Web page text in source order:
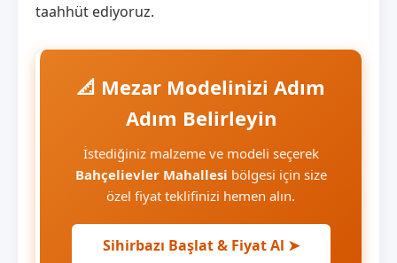
taahhüt ediyoruz.
📐 Mezar Modelinizi Adım
Adım Belirleyin
İstediğiniz malzeme ve modeli seçerek
Bahçelievler Mahallesi bölgesi için size
özel fiyat teklifinizi hemen alın.
Sihirbazı Başlat & Fiyat Al ➤